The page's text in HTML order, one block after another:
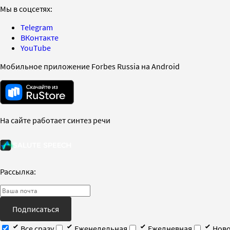
Мы в соцсетях:
Telegram
ВКонтакте
YouTube
Мобильное приложение Forbes Russia на Android
На сайте работает синтез речи
Рассылка:
Подписаться